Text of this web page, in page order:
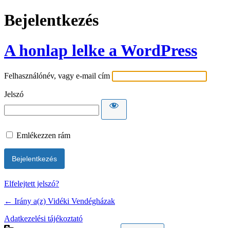
Bejelentkezés
A honlap lelke a WordPress
Felhasználónév, vagy e-mail cím
Jelszó
Emlékezzen rám
Elfelejtett jelszó?
← Irány a(z) Vidéki Vendégházak
Adatkezelési tájékoztató